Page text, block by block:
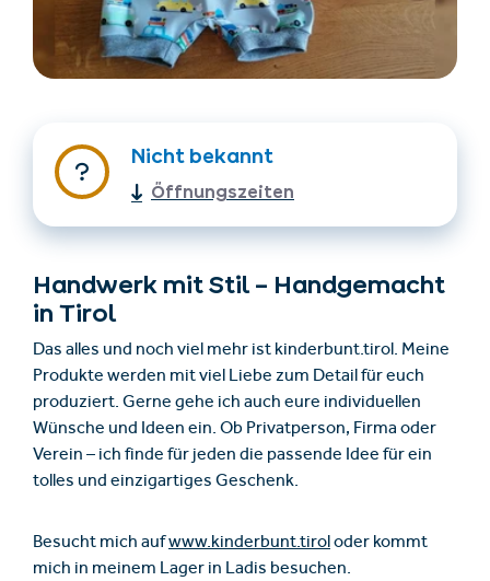
Deutsch
+43/5476/6239
info@serfaus-fiss-ladis.at
Nicht bekannt
Öffnungszeiten
Handwerk mit Stil – Handgemacht
in Tirol
Das alles und noch viel mehr ist kinderbunt.tirol. Meine
Produkte werden mit viel Liebe zum Detail für euch
produziert. Gerne gehe ich auch eure individuellen
Wünsche und Ideen ein. Ob Privatperson, Firma oder
Verein – ich finde für jeden die passende Idee für ein
tolles und einzigartiges Geschenk.
Besucht mich aufwww.kinderbunt.tiroloder kommt
mich in meinem Lager in Ladis besuchen.